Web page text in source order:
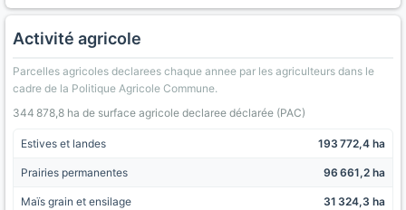
Activité agricole
Parcelles agricoles declarees chaque annee par les agriculteurs dans le
cadre de la Politique Agricole Commune.
344 878,8 ha de surface agricole declaree déclarée (PAC)
Estives et landes 193 772,4 ha
Prairies permanentes 96 661,2 ha
Maïs grain et ensilage 31 324,3 ha